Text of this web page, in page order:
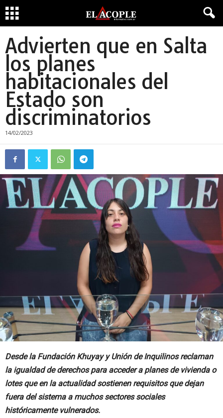
Advierten que en Salta
los planes
habitacionales del
Estado son
discriminatorios
14/02/2023
Desde la Fundación Khuyay y Unión de Inquilinos reclaman
la igualdad de derechos para acceder a planes de vivienda o
lotes que en la actualidad sostienen requisitos que dejan
fuera del sistema a muchos sectores sociales
históricamente vulnerados.